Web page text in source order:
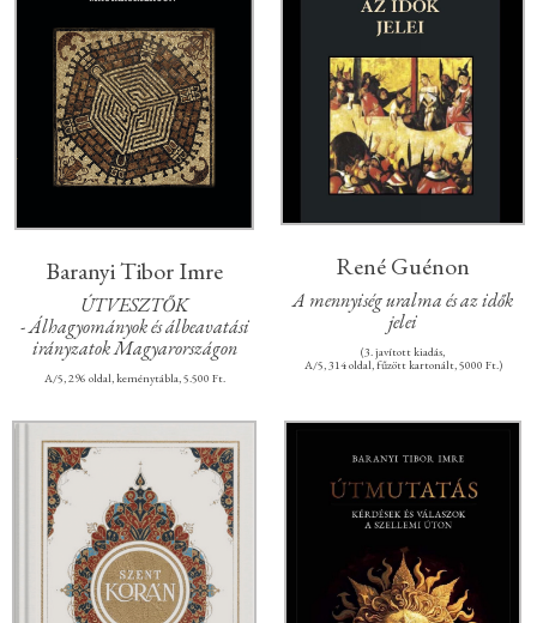
Baranyi Tibor Imre
ÚTVESZTŐK
- Álhagyományok és álbeavatási
irányzatok Magyarországon
A/5, 296 oldal, keménytábla, 5.500 Ft.
René Guénon
A mennyiség uralma és az idők
jelei
(3. javított kiadás,
A/5, 314 oldal, fűzött kartonált, 5000 Ft.)